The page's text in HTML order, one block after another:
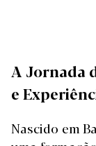
A Jornada
e
Nascido em